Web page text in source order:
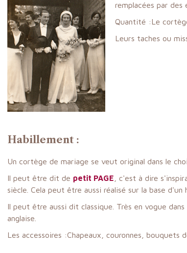
remplacées par des
Quantité :Le
Leurs taches ou
Habillement :
Un cortège de mariage se veut original dans le
Il peut être dit de petit PAGE , c'est à dire
siècle. Cela peut être aussi réalisé sur la base
Il peut être aussi dit classique. Très en vogue
anglaise.
Les accessoires :Chapeaux, couronnes, bouquets